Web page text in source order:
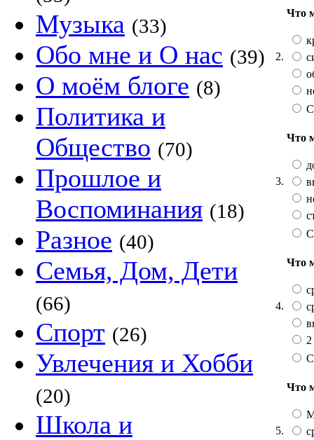
Музыка (33)
Обо мне и О нас (39)
О моём блоге (8)
Политика и
Общество (70)
Прошлое и
Воспоминания (18)
Разное (40)
Семья, Дом, Дети
(66)
Спорт (26)
Увлечения и Хобби
(20)
Школа и
2.
Что
3.
Что
4.
Что
5.
Что